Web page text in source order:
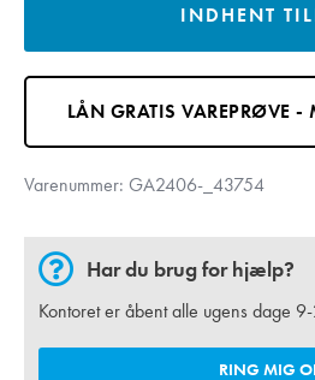
INDHENT
LÅN GRATIS VAREPRØVE
Varenummer: GA2406-_43754
Har du brug for hjælp?
Kontoret er åbent alle ugens dage
RING MIG